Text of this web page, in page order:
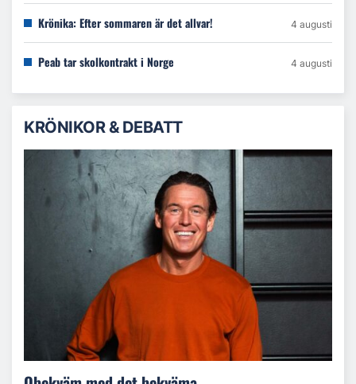
Krönika: Efter sommaren är det allvar! 4 augusti
Peab tar skolkontrakt i Norge 4 augusti
KRÖNIKOR & DEBATT